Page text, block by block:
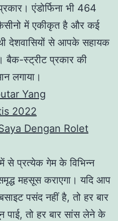
एंडोर्फिना भी 464
कैसीनो में एकीकृत है और कई
देशवासियों से आपके सहायक
बैक-स्ट्रीट प्रकार की
लगाया।
Yang
2022
Dengan Rolet
से प्रत्येक गेम के विभिन्न
महसूस कराएगा। यदि आप
पसंद नहीं है, तो हर बार
पाई, तो हर बार सांस लेने के